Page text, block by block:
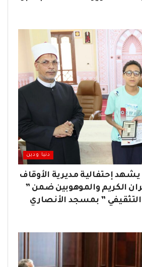
دنيا ودين
إحتفالية مديرية الأوقاف
الكريم والموهوبين ضمن ”
التثقيفي ” بمسجد الأنصاري